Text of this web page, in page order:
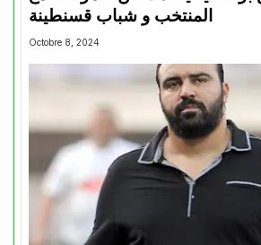
المنتخب و شباب قسنطينة
Octobre 8, 2024